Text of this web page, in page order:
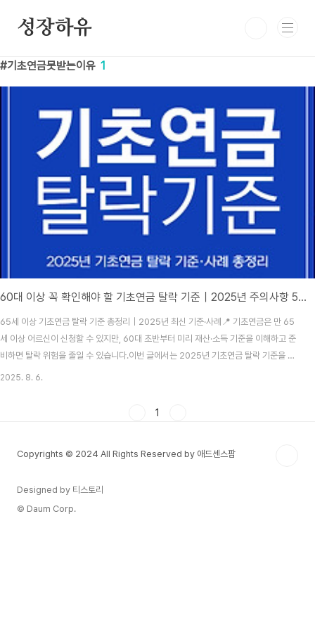
성장하유
기초연금못받는이유 1
60대 이상 꼭 확인해야 할 기초연금 탈락 기준｜2025년 주의사항 5가지
65세 이상 기초연금 탈락 기준 총정리｜2025년 최신 기준·사례📍 기초연금은 만 65
세 이상 어르신이 신청할 수 있지만, 60대 초반부터 미리 재산·소득 기준을 이해하고 준
비하면 탈락 위험을 줄일 수 있습니다.이번 글에서는 2025년 기초연금 탈락 기준을 항
목별로 정리하고, 미리 대비할 수 있는 방법까지 함께 안내합니다.1. 기초연금 제도 개요
비고금융..
2025. 8. 6.
1
Copyrights © 2024 All Rights Reserved by 애드센스팜
Designed by 티스토리
© Daum Corp.